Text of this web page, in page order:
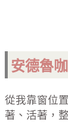
安德魯
從我靠窗位
著、活著，